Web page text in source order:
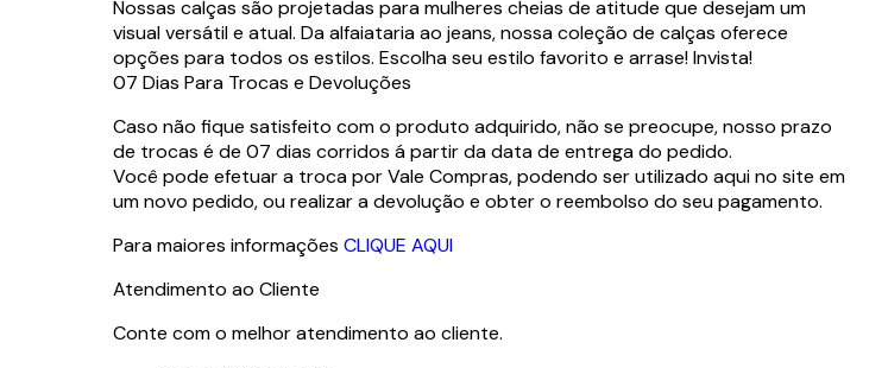
Nossas calças são projetadas para mulheres cheias de atitude que desejam um
visual versátil e atual. Da alfaiataria ao jeans, nossa coleção de calças oferece
opções para todos os estilos. Escolha seu estilo favorito e arrase! Invista!
07 Dias Para Trocas e Devoluções
Caso não fique satisfeito com o produto adquirido, não se preocupe, nosso prazo
de trocas é de 07 dias corridos á partir da data de entrega do pedido.
Você pode efetuar a troca por Vale Compras, podendo ser utilizado aqui no site em
um novo pedido, ou realizar a devolução e obter o reembolso do seu pagamento.
Para maiores informações CLIQUE AQUI
Atendimento ao Cliente
Conte com o melhor atendimento ao cliente.